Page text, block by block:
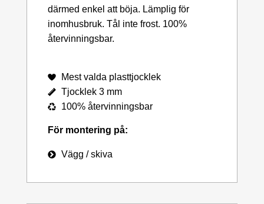
därmed enkel att böja. Lämplig för
inomhusbruk. Tål inte frost. 100%
återvinningsbar.
Mest valda plasttjocklek
Tjocklek 3 mm
100% återvinningsbar
För montering på:
Vägg / skiva